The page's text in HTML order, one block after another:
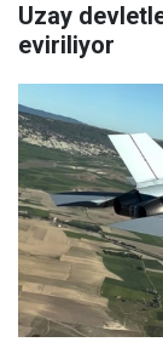
Uzay
eviriliyor